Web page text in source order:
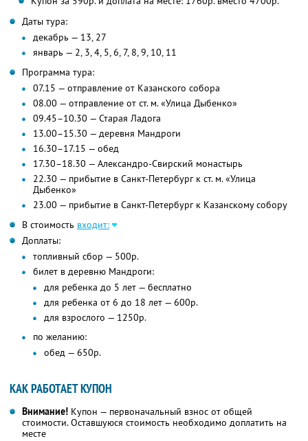
Даты тура:
декабрь — 13, 27
январь — 2, 3, 4, 5, 6, 7, 8, 9, 10, 11
Программа тура:
07.15 — отправление от Казанского собора
08.00 — отправление от ст. м. «Улица Дыбенко»
09.45–10.30 — Старая Ладога
13.00–15.30 — деревня Мандроги
16.30–17.15 — обед
17.30–18.30 — Александро-Свирский монастырь
22.30 — прибытие в Санкт-Петербург к ст. м. «Улица
Дыбенко»
23.00 — прибытие в Санкт-Петербург к Казанскому собору
В стоимость входит:
Доплаты:
топливный сбор — 500р.
билет в деревню Мандроги:
для ребенка до 5 лет — бесплатно
для ребенка от 6 до 18 лет — 600р.
для взрослого — 1250р.
по желанию:
обед — 650р.
КАК РАБОТАЕТ КУПОН
Внимание! Купон — первоначальный взнос от общей
стоимости. Оставшуюся стоимость необходимо доплатить на
месте